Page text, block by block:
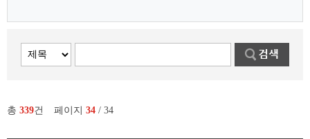
총 339건 페이지 34 / 34